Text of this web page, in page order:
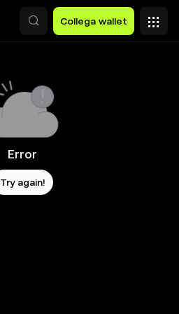
Collega wallet
Error
Try again!